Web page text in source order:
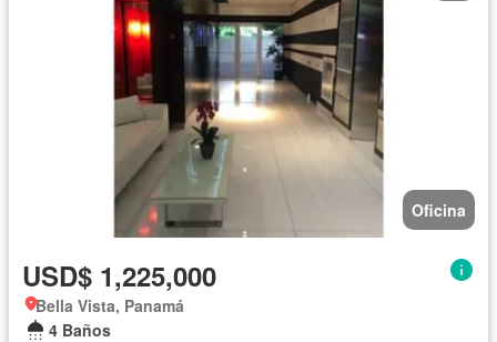
Oficina
USD$ 1,225,000
Bella Vista, Panamá
4 Baños